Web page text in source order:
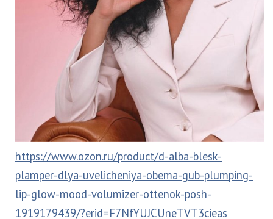
https://www.ozon.ru/product/d-alba-blesk-
plamper-dlya-uvelicheniya-obema-gub-plumping-
lip-glow-mood-volumizer-ottenok-posh-
1919179439/?erid=F7NfYUJCUneTVT3cieas